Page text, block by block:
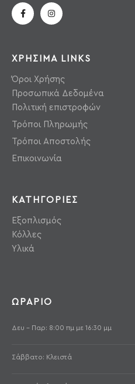
ΧΡΗΣΙΜΑ LINKS
Όροι Χρήσης
Προσωπικά Δεδομένα
Πολιτική επιστροφών
Τρόποι Πληρωμής
Τρόποι Αποστολής
Επικοινωνία
ΚΑΤΗΓΟΡΙΕΣ
Εξοπλισμός
Κόλλες
Υλικά
ΩΡΑΡΙΟ
Δευ - Παρ: 8:00 πμ με 16:30 μμ
Σάββατο: Κλειστά